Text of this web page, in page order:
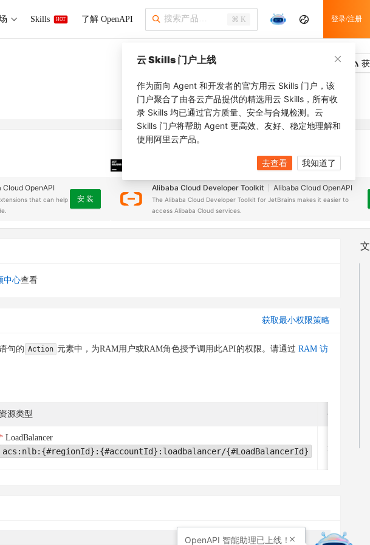
Skills HOT 了解 OpenAPI ⌘ K 登录/注册
Cloud OpenAPI
that can help
安 装
安装之前，确保已创建JetBrains IDE
Alibaba Cloud Developer Toolkit Alibaba Cloud OpenAPI
The Alibaba Cloud Developer Toolkit for JetBrains makes it easier to
access Alibaba Cloud services.
中心查看
获取最小权限策略
句的 Action 元素中，为RAM用户或RAM角色授予调用此API的权限。请通过 RAM 访
资源类型 条件关键字
LoadBalancer
acs:nlb:{#regionId}:{#accountId}:loadbalancer/{#LoadBalancerId} 无
云 Skills 门户上线
作为面向 Agent 和开发者的官方用云 Skills 门户，该
门户聚合了由各云产品提供的精选用云 Skills，所有收
录 Skills 均已通过官方质量、安全与合规检测。云
Skills 门户将帮助 Agent 更高效、友好、稳定地理解和
使用阿里云产品。
去查看 我知道了
OpenAPI 智能助理已上线！